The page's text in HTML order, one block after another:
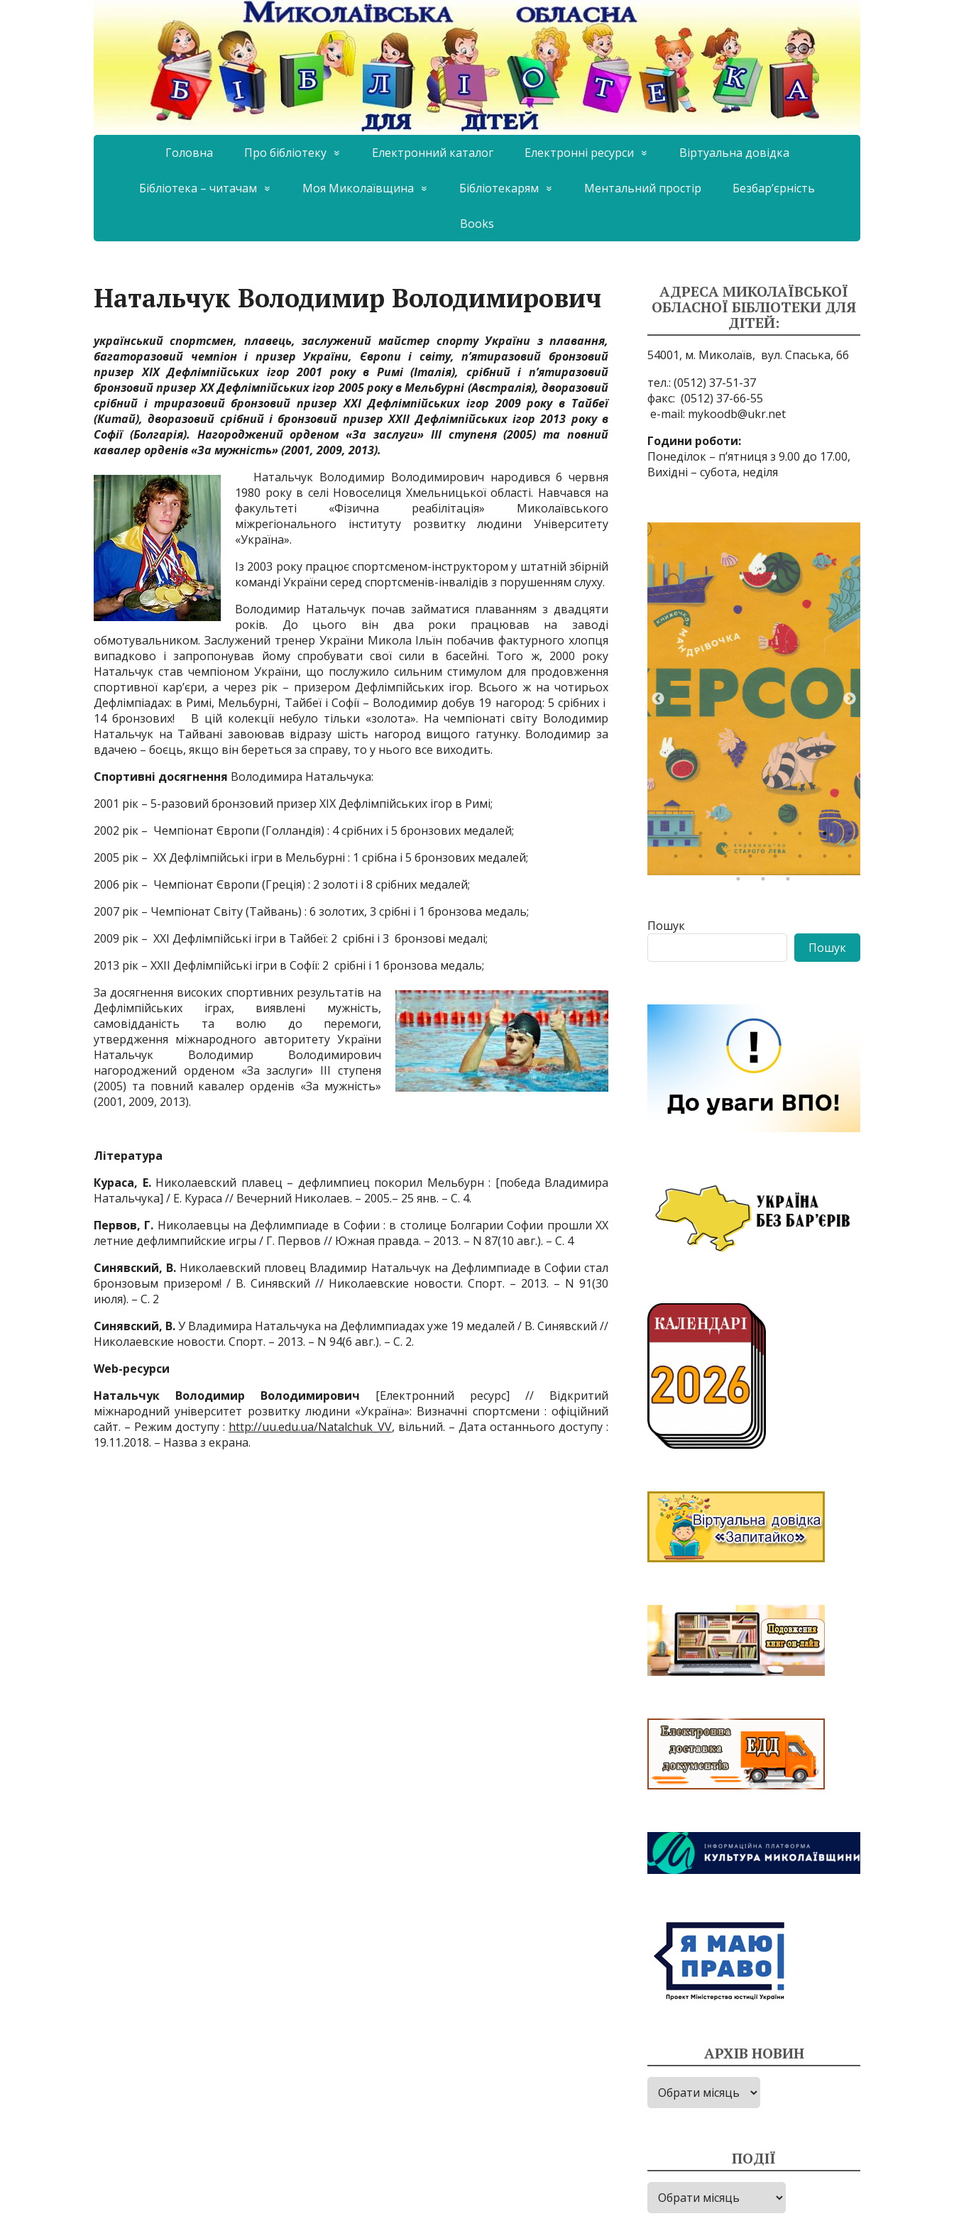
Головна Про бібліотеку Електронний каталог Електронні ресурси Віртуальна довідка
Бібліотека – читачам Моя Миколаївщина Бібліотекарям Ментальний простір Безбар’єрність
Books
Натальчук Володимир Володимирович
український спортсмен, плавець, заслужений майстер спорту України з плавання,
багаторазовий чемпіон і призер України, Європи і світу, п’ятиразовий бронзовий
призер XIX Дефлімпійських ігор 2001 року в Римі (Італія), срібний і п’ятиразовий
бронзовий призер XX Дефлімпійських ігор 2005 року в Мельбурні (Австралія), дворазовий
срібний і триразовий бронзовий призер XXІ Дефлімпійських ігор 2009 року в Тайбеї
(Китай), дворазовий срібний і бронзовий призер XXІІ Дефлімпійських ігор 2013 року в
Софії (Болгарія). Нагороджений орденом «За заслуги» ІІІ ступеня (2005) та повний
кавалер орденів «За мужність» (2001, 2009, 2013).
Натальчук Володимир Володимирович народився 6 червня
1980 року в селі Новоселиця Хмельницької області. Навчався на
факультеті «Фізична реабілітація» Миколаївського
міжрегіонального інституту розвитку людини Університету
«Україна».
Із 2003 року працює спортсменом-інструктором у штатній збірній
команді України серед спортсменів-інвалідів з порушенням слуху.
Володимир Натальчук почав займатися плаванням з двадцяти
років. До цього він два роки працював на заводі
обмотувальником. Заслужений тренер України Микола Ільїн побачив фактурного хлопця
випадково і запропонував йому спробувати свої сили в басейні. Того ж, 2000 року
Натальчук став чемпіоном України, що послужило сильним стимулом для продовження
спортивної кар’єри, а через рік – призером Дефлімпійських ігор. Всього ж на чотирьох
Дефлімпіадах: в Римі, Мельбурні, Тайбеї і Софії – Володимир добув 19 нагород: 5 срібних і
14 бронзових! В цій колекції небуло тільки «золота». На чемпіонаті світу Володимир
Натальчук на Тайвані завоював відразу шість нагород вищого гатунку. Володимир за
вдачею – боєць, якщо він береться за справу, то у нього все виходить.
Спортивні досягнення Володимира Натальчука:
2001 рік – 5-разовий бронзовий призер XIX Дефлімпійських ігор в Римі;
2002 рік – Чемпіонат Європи (Голландія) : 4 срібних і 5 бронзових медалей;
2005 рік – XX Дефлімпійські ігри в Мельбурні : 1 срібна і 5 бронзових медалей;
2006 рік – Чемпіонат Європи (Греція) : 2 золоті і 8 срібних медалей;
2007 рік – Чемпіонат Світу (Тайвань) : 6 золотих, 3 срібні і 1 бронзова медаль;
2009 рік – XXІ Дефлімпійські ігри в Тайбеї: 2 срібні і 3 бронзові медалі;
2013 рік – XXІІ Дефлімпійські ігри в Софії: 2 срібні і 1 бронзова медаль;
За досягнення високих спортивних результатів на
Дефлімпійських іграх, виявлені мужність,
самовідданість та волю до перемоги,
утвердження міжнародного авторитету України
Натальчук Володимир Володимирович
нагороджений орденом «За заслуги» ІІІ ступеня
(2005) та повний кавалер орденів «За мужність»
(2001, 2009, 2013).
Література
Кураса, Е.Николаевский плавец – дефлимпиец покорил Мельбурн : [победа Владимира
Натальчука] / Е. Кураса // Вечерний Николаев. – 2005.– 25 янв. – С. 4.
Первов, Г. Николаевцы на Дефлимпиаде в Софии : в столице Болгарии Софии прошли ХХ
летние дефлимпийские игры / Г. Первов // Южная правда. – 2013. – N 87(10 авг.). – С. 4
Синявский, В. Николаевский пловец Владимир Натальчук на Дефлимпиаде в Софии стал
бронзовым призером! / В. Синявский // Николаевские новости. Спорт. – 2013. – N 91(30
июля). – С. 2
Синявский, В.У Владимира Натальчука на Дефлимпиадах уже 19 медалей / В. Синявский //
Николаевские новости. Спорт. – 2013. – N 94(6 авг.). – С. 2.
Web-ресурси
Натальчук Володимир Володимирович [Електронний ресурс] // Відкритий
міжнародний університет розвитку людини «Україна»: Визначні спортсмени : офіційний
сайт. – Режим доступу : http://uu.edu.ua/Natalchuk_VV, вільний. – Дата останнього доступу :
19.11.2018. – Назва з екрана.
АДРЕСА МИКОЛАЇВСЬКОЇ
ОБЛАСНОЇ БІБЛІОТЕКИ ДЛЯ
ДІТЕЙ:
54001, м. Миколаїв, вул. Спаська, 66
тел.: (0512) 37-51-37
факс: (0512) 37-66-55
e-mail: mykoodb@ukr.net
Години роботи:
Понеділок – п’ятниця з 9.00 до 17.00,
Вихідні – субота, неділя
Пошук
Пошук
АРХІВ НОВИН
Архів
новин
ПОДІЇ
Події